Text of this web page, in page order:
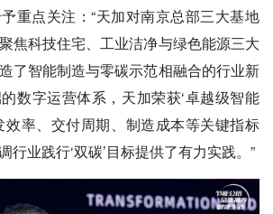
重点关注：“天加对南京总部三大基地
焦科技住宅、工业洁净与绿色能源三大
了智能制造与零碳示范相融合的行业新
数字运营体系，天加荣获‘卓越级智能
效率、交付周期、制造成本等关键指标
行业践行‘双碳’目标提供了有力实践。”